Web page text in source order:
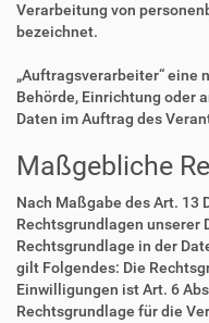
Verarbeitung von
bezeichnet.
„Auftragsverarbeiter“ eine
Behörde, Einrichtung oder
Daten im Auftrag des
Maßgebliche
Nach Maßgabe des Art. 13
Rechtsgrundlagen unserer
Rechtsgrundlage in der
gilt Folgendes: Die
Einwilligungen ist Art. 6
Rechtsgrundlage für die